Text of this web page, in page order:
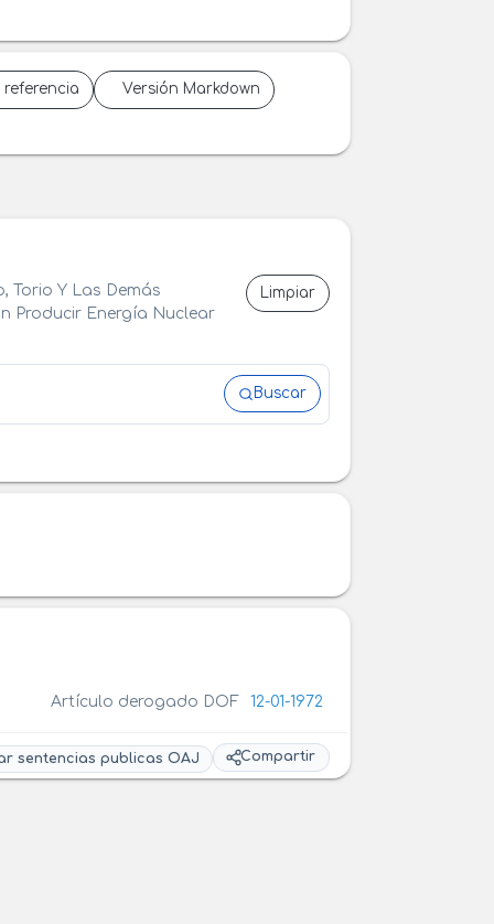
referencia Versión Markdown
Torio Y Las Demás
Producir Energía Nuclear
Limpiar
Buscar
Artículo derogado DOF 12-01-1972
sentencias publicas OAJ Compartir